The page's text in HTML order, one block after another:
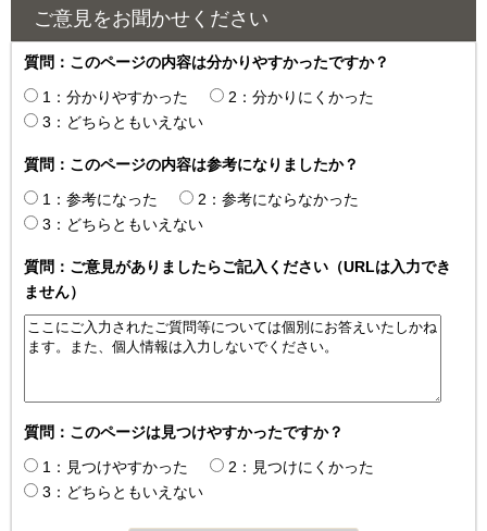
ご意見をお聞かせください
質問：このページの内容は分かりやすかったですか？
1：分かりやすかった
2：分かりにくかった
3：どちらともいえない
質問：このページの内容は参考になりましたか？
1：参考になった
2：参考にならなかった
3：どちらともいえない
質問：ご意見がありましたらご記入ください（URLは入力でき
ません）
質問：このページは見つけやすかったですか？
1：見つけやすかった
2：見つけにくかった
3：どちらともいえない